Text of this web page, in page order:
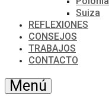
Suiza
REFLEXIONES
CONSEJOS
TRABAJOS
CONTACTO
Menú